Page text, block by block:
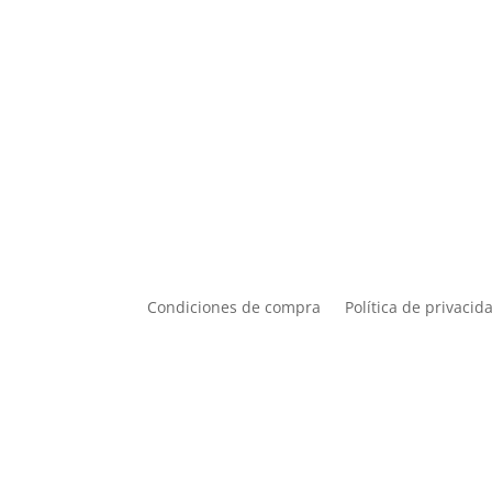
Condiciones de compra Política de